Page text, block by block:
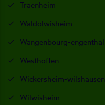
Traenheim
Waldolwisheim
Wangenbourg-engenthal
Westhoffen
Wickersheim-wilshausen
Wilwisheim